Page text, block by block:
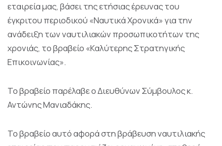
εταιρεία μας, βάσει της ετήσιας έρευνας του
έγκριτου περιοδικού «Ναυτικά Χρονικά» για την
ανάδειξη των ναυτιλιακών προσωπικοτήτων της
χρονιάς, το βραβείο «Καλύτερης Στρατηγικής
Επικοινωνίας».
Το βραβείο παρέλαβε ο Διευθύνων Σύμβουλος κ.
Αντώνης Μανιαδάκης.
Το βραβείο αυτό αφορά στη βράβευση ναυτιλιακής